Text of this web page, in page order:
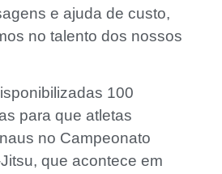
e ajuda de custo,
no talento dos nossos
100
para que atletas
no Campeonato
que acontece em